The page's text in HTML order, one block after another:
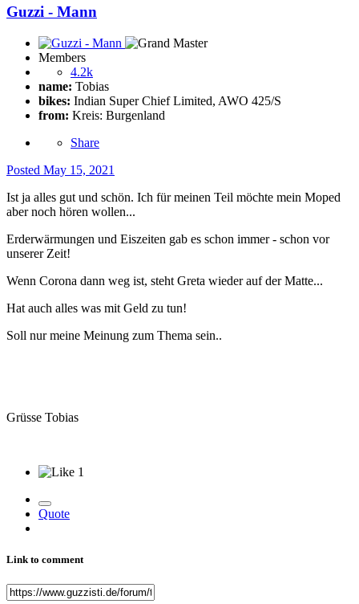
Guzzi - Mann
Members
4.2k
name: Tobias
bikes: Indian Super Chief Limited, AWO 425/S
from: Kreis: Burgenland
Share
Posted May 15, 2021
Ist ja alles gut und schön. Ich für meinen Teil möchte mein Moped
aber noch hören wollen...
Erderwärmungen und Eiszeiten gab es schon immer - schon vor
unserer Zeit!
Wenn Corona dann weg ist, steht Greta wieder auf der Matte...
Hat auch alles was mit Geld zu tun!
Soll nur meine Meinung zum Thema sein..
Grüsse Tobias
1
Quote
Link to comment